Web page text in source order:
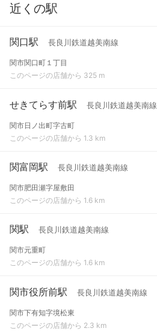
近くの駅
関口駅 長良川鉄道越美南線
関市関口町１丁目
このページの店舗から 325 m
せきてらす前駅 長良川鉄道越美南線
関市日ノ出町字古町
このページの店舗から 1.3 km
関富岡駅 長良川鉄道越美南線
関市肥田瀬字屋敷田
このページの店舗から 1.6 km
関駅 長良川鉄道越美南線
関市元重町
このページの店舗から 1.6 km
関市役所前駅 長良川鉄道越美南線
関市下有知字境松東
このページの店舗から 2.3 km